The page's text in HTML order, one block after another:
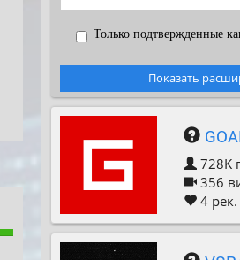
Только подтвержденные
Показать
728K
356
4